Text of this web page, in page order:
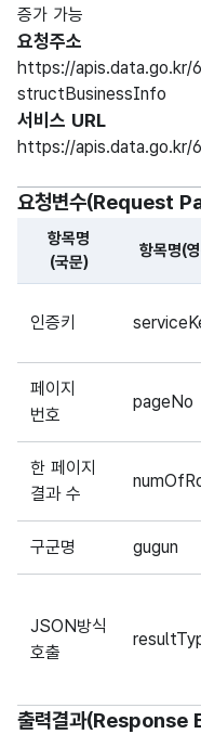
증가 가능
요청주소
https://apis.data.go.kr/
structBusinessInfo
서비스 URL
https://apis.data.go.kr/
요청변수(Request
항목명
(국문)
항목명(
인증키
페이지
번호
pageNo
한 페이지
결과 수
구군명 gugun
JSON방식
호출
출력결과(Response